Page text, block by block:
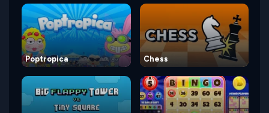
Poptropica Chess